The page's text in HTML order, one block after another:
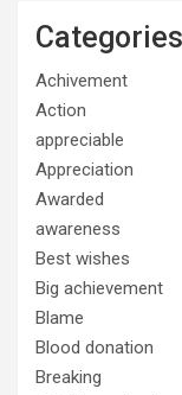
Categories
Achivement
Action
appreciable
Appreciation
Awarded
awareness
Best wishes
Big achievement
Blame
Blood donation
Breaking